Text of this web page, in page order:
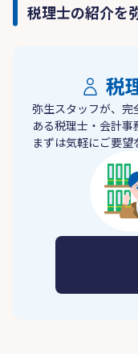
税理士の紹介を
税
弥生スタッフが、完
ある税理士・会計事
まずは気軽にご要望